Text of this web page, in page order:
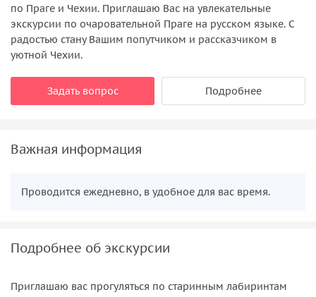
по Праге и Чехии. Приглашаю Вас на увлекательные
экскурсии по очаровательной Праге на русском языке. С
радостью стану Вашим попутчиком и рассказчиком в
уютной Чехии.
Задать вопрос Подробнее
Важная информация
Проводится ежедневно, в удобное для вас время.
Подробнее об экскурсии
Приглашаю вас прогуляться по старинным лабиринтам